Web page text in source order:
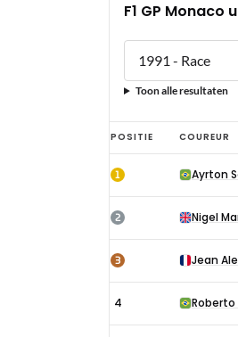
F1 GP Monaco
Toon alle resultaten
F1
GP
Monaco
uitslagen
Race
POSITIE COUREUR
1 Ayrton
2 Nigel
3 Jean
4 Roberto